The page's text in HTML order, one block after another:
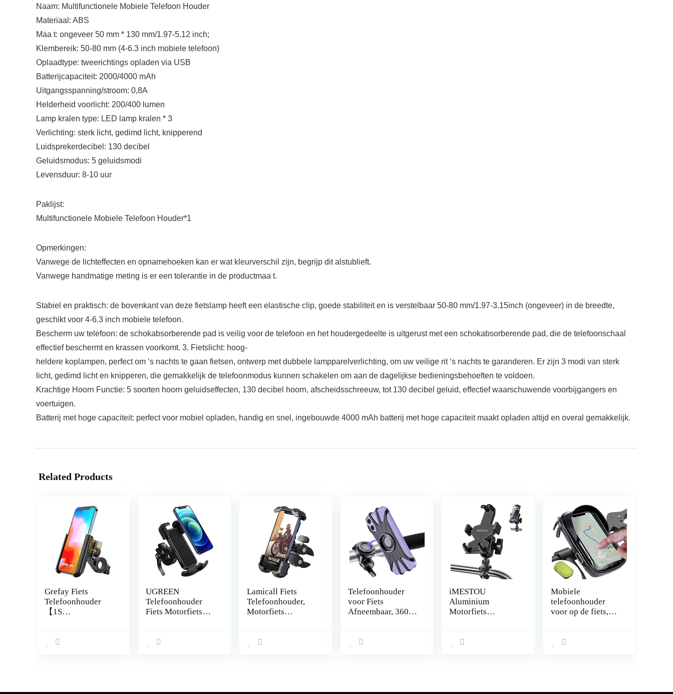
Naam: Multifunctionele Mobiele Telefoon Houder
Materiaal: ABS
Maa t: ongeveer 50 mm * 130 mm/1.97-5.12 inch;
Klembereik: 50-80 mm (4-6.3 inch mobiele telefoon)
Oplaadtype: tweerichtings opladen via USB
Batterijcapaciteit: 2000/4000 mAh
Uitgangsspanning/stroom: 0,8A
Helderheid voorlicht: 200/400 lumen
Lamp kralen type: LED lamp kralen * 3
Verlichting: sterk licht, gedimd licht, knipperend
Luidsprekerdecibel: 130 decibel
Geluidsmodus: 5 geluidsmodi
Levensduur: 8-10 uur
Paklijst:
Multifunctionele Mobiele Telefoon Houder*1
Opmerkingen:
Vanwege de lichteffecten en opnamehoeken kan er wat kleurverschil zijn, begrijp dit alstublieft.
Vanwege handmatige meting is er een tolerantie in de productmaa t.
Stabiel en praktisch: de bovenkant van deze fietslamp heeft een elastische clip, goede stabiliteit en is verstelbaar 50-80 mm/1.97-3.15inch (ongeveer) in de breedte,
geschikt voor 4-6.3 inch mobiele telefoon.
Bescherm uw telefoon: de schokabsorberende pad is veilig voor de telefoon en het houdergedeelte is uitgerust met een schokabsorberende pad, die de telefoonschaal
effectief beschermt en krassen voorkomt. 3. Fietslicht: hoog-
heldere koplampen, perfect om ‘s nachts te gaan fietsen, ontwerp met dubbele lampparelverlichting, om uw veilige rit ‘s nachts te garanderen. Er zijn 3 modi van sterk
licht, gedimd licht en knipperen, die gemakkelijk de telefoonmodus kunnen schakelen om aan de dagelijkse bedieningsbehoeften te voldoen.
Krachtige Hoorn Functie: 5 soorten hoorn geluidseffecten, 130 decibel hoorn, afscheidsschreeuw, tot 130 decibel geluid, effectief waarschuwende voorbijgangers en
voertuigen.
Batterij met hoge capaciteit: perfect voor mobiel opladen, handig en snel, ingebouwde 4000 mAh batterij met hoge capaciteit maakt opladen altijd en overal gemakkelijk.
Related Products
Grefay Fiets
Telefoonhouder
【1S
Telefoonhouder
– 7,0 Inch
UGREEN
Telefoonhouder
Fiets Motorfiets
Houder, 15-45mm
Mini 12 11 X Se 8
Lamicall Fiets
Telefoonhouder,
Motorfiets
Roterende Houder
Samsung S10 S9
Telefoonhouder
voor Fiets
Afneembaar, 360°
Siliconen
van 4,7-6,9 Inch,
iMESTOU
Aluminium
Motorfiets
Stuurpen Mobiele
Telefoons
Mobiele
telefoonhouder
voor op de fiets,
voor navigatie,
mobiele telefoons